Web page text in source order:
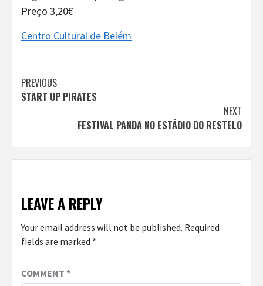
Preço 3,20€
Centro Cultural de Belém
Continue
Reading
PREVIOUS
START UP PIRATES
NEXT
FESTIVAL PANDA NO ESTÁDIO DO RESTELO
LEAVE A REPLY
Your email address will not be published. Required
fields are marked *
COMMENT *